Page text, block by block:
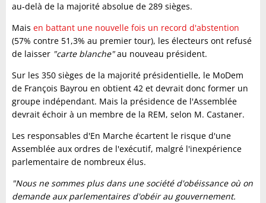
au-delà de la majorité absolue de 289 sièges.
Mais en battant une nouvelle fois un record d'abstention
(57% contre 51,3% au premier tour), les électeurs ont refusé
de laisser "carte blanche"au nouveau président.
Sur les 350 sièges de la majorité présidentielle, le MoDem
de François Bayrou en obtient 42 et devrait donc former un
groupe indépendant. Mais la présidence de l'Assemblée
devrait échoir à un membre de la REM, selon M. Castaner.
Les responsables d'En Marche écartent le risque d'une
Assemblée aux ordres de l'exécutif, malgré l'inexpérience
parlementaire de nombreux élus.
"Nous ne sommes plus dans une société d'obéissance où on
demande aux parlementaires d'obéir au gouvernement.